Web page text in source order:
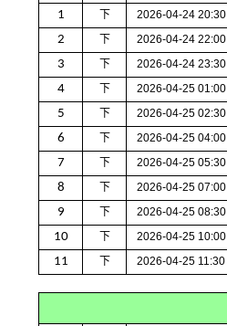
1 下 2026-04-24 20:30
2 下 2026-04-24 22:00
3 下 2026-04-24 23:30
4 下 2026-04-25 01:00
5 下 2026-04-25 02:30
6 下 2026-04-25 04:00
7 下 2026-04-25 05:30
8 下 2026-04-25 07:00
9 下 2026-04-25 08:30
10 下 2026-04-25 10:00
11 下 2026-04-25 11:30